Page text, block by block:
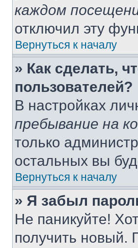
каждом
отключил эту
Вернуться к началу
» Как сделать,
пользователей?
В настройках
пребывание на
только
остальных вы
Вернуться к началу
» Я забыл
Не паникуйте!
получить новый.